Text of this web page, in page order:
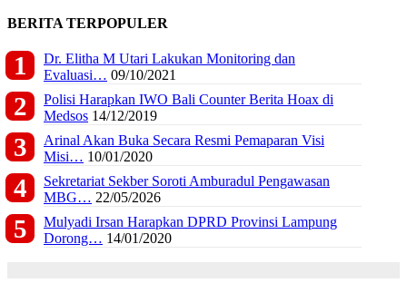
BERITA TERPOPULER
Dr. Elitha M Utari Lakukan Monitoring dan
Evaluasi… 09/10/2021
Polisi Harapkan IWO Bali Counter Berita Hoax di
Medsos 14/12/2019
Arinal Akan Buka Secara Resmi Pemaparan Visi
Misi… 10/01/2020
Sekretariat Sekber Soroti Amburadul Pengawasan
MBG… 22/05/2026
Mulyadi Irsan Harapkan DPRD Provinsi Lampung
Dorong… 14/01/2020